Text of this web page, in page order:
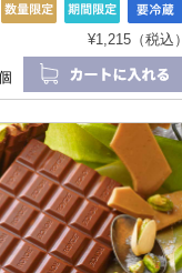
¥1,215（税込）